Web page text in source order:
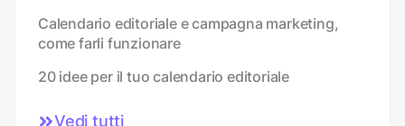
Calendario editoriale e campagna marketing,
come farli funzionare
20 idee per il tuo calendario editoriale
Vedi tutti